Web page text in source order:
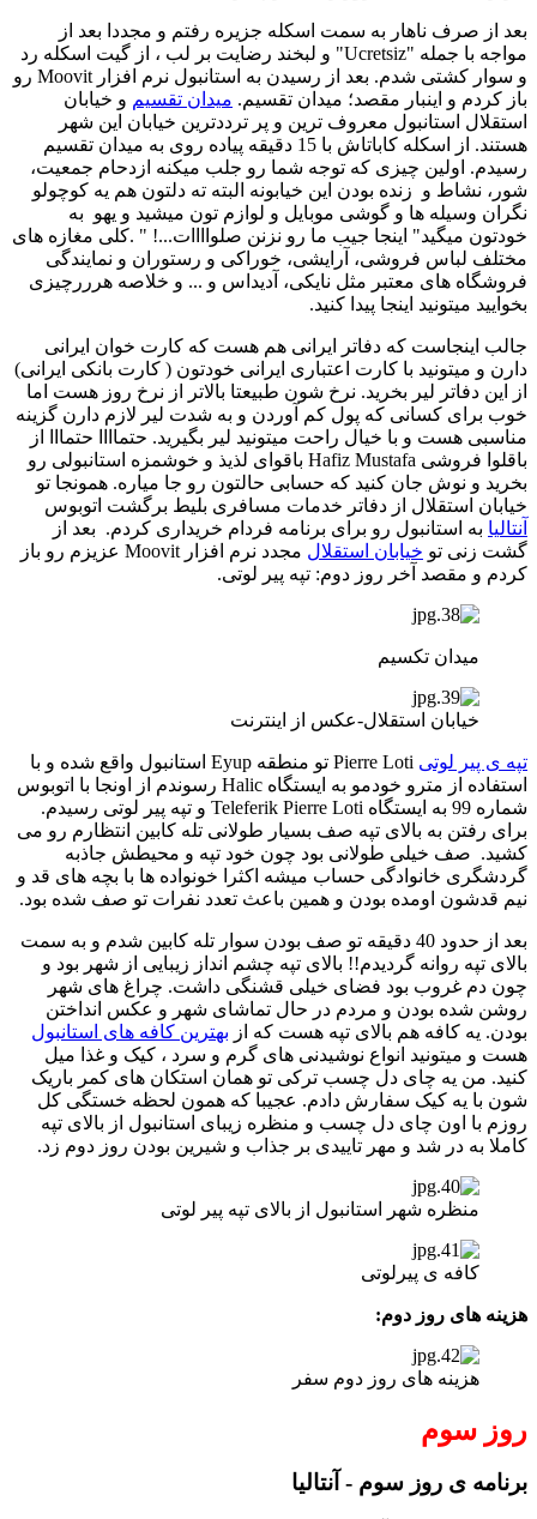
بعد از صرف ناهار به سمت اسکله جزیره رفتم و مجددا بعد از
مواجه با جمله "Ucretsiz" و لبخند رضایت بر لب ، از گیت اسکله رد
و سوار کشتی شدم. بعد از رسیدن به استانبول نرم افزار Moovit رو
باز کردم و اینبار مقصد؛ میدان تقسیم. میدان تقسیم و خیابان
استقلال استانبول معروف ترین و پر ترددترین خیابان این شهر
هستند. از اسکله کاباتاش با 15 دقیقه پیاده روی به میدان تقسیم
رسیدم. اولین چیزی که توجه شما رو جلب میکنه ازدحام جمعیت،
شور، نشاط و زنده بودن این خیابونه البته ته دلتون هم یه کوچولو
نگران وسیله ها و گوشی موبایل و لوازم تون میشید و یهو به
خودتون میگید" اینجا جیب ما رو نزنن صلواااات...! " .کلی مغازه های
مختلف لباس فروشی، آرایشی، خوراکی و رستوران و نمایندگی
فروشگاه های معتبر مثل نایکی، آدیداس و ... و خلاصه هرررچیزی
بخوایید میتونید اینجا پیدا کنید.
جالب اینجاست که دفاتر ایرانی هم هست که کارت خوان ایرانی
دارن و میتونید با کارت اعتباری ایرانی خودتون ( کارت بانکی ایرانی)
از این دفاتر لیر بخرید. نرخ شون طبیعتا بالاتر از نرخ روز هست اما
خوب برای کسانی که پول کم آوردن و به شدت لیر لازم دارن گزینه
مناسبی هست و با خیال راحت میتونید لیر بگیرید. حتماااا حتمااا از
باقلوا فروشی Hafiz Mustafa باقوای لذیذ و خوشمزه استانبولی رو
بخرید و نوش جان کنید که حسابی حالتون رو جا میاره. همونجا تو
خیابان استقلال از دفاتر خدمات مسافری بلیط برگشت اتوبوس
آنتالیا به استانبول رو برای برنامه فردام خریداری کردم. بعد از
گشت زنی تو خیابان استقلال
مجدد نرم افزار Moovit عزیزم رو باز
کردم و مقصد آخر روز دوم: تپه پیر لوتی.
میدان تکسیم
خیابان استقلال-عکس از اینترنت
تپه ی پیر لوتی
Pierre Loti تو منطقه Eyup استانبول واقع شده و با
استفاده از مترو خودمو به ایستگاه Halic رسوندم از اونجا با اتوبوس
شماره 99 به ایستگاه Teleferik Pierre Loti و تپه پیر لوتی رسیدم.
برای رفتن به بالای تپه صف بسیار طولانی تله کابین انتظارم رو می
کشید. صف خیلی طولانی بود چون خود تپه و محیطش جاذبه
گردشگری خانوادگی حساب میشه اکثرا خونواده ها با بچه های قد و
نیم قدشون اومده بودن و همین باعث تعدد نفرات تو صف شده بود.
بعد از حدود 40 دقیقه تو صف بودن سوار تله کابین شدم و به سمت
بالای تپه روانه گردیدم!! بالای تپه چشم انداز زیبایی از شهر بود و
چون دم غروب بود فضای خیلی قشنگی داشت. چراغ های شهر
روشن شده بودن و مردم در حال تماشای شهر و عکس انداختن
بودن. یه کافه هم بالای تپه هست که از بهترین کافه های استانبول
هست و میتونید انواع نوشیدنی های گرم و سرد ، کیک و غذا میل
کنید. من یه چای دل چسب ترکی تو همان استکان های کمر باریک
شون با یه کیک سفارش دادم. عجیبا که همون لحظه خستگی کل
روزم با اون چای دل چسب و منظره زیبای استانبول از بالای تپه
کاملا به در شد و مهر تاییدی بر جذاب و شیرین بودن روز دوم زد.
منظره شهر استانبول از بالای تپه پیر لوتی
کافه ی پیرلوتی
هزینه های روز دوم:
هزینه های روز دوم سفر
روز سوم
برنامه ی روز سوم - آنتالیا